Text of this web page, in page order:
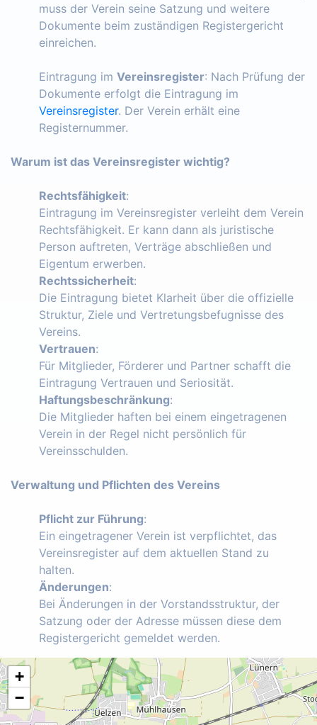
muss der Verein seine Satzung und weitere
Dokumente beim zuständigen Registergericht
einreichen.
Eintragung im Vereinsregister: Nach Prüfung der
Dokumente erfolgt die Eintragung im
Vereinsregister. Der Verein erhält eine
Registernummer.
Warum ist das Vereinsregister wichtig?
Rechtsfähigkeit:
Eintragung im Vereinsregister verleiht dem Verein
Rechtsfähigkeit. Er kann dann als juristische
Person auftreten, Verträge abschließen und
Eigentum erwerben.
Rechtssicherheit:
Die Eintragung bietet Klarheit über die offizielle
Struktur, Ziele und Vertretungsbefugnisse des
Vereins.
Vertrauen:
Für Mitglieder, Förderer und Partner schafft die
Eintragung Vertrauen und Seriosität.
Haftungsbeschränkung:
Die Mitglieder haften bei einem eingetragenen
Verein in der Regel nicht persönlich für
Vereinsschulden.
Verwaltung und Pflichten des Vereins
Pflicht zur Führung:
Ein eingetragener Verein ist verpflichtet, das
Vereinsregister auf dem aktuellen Stand zu
halten.
Änderungen:
Bei Änderungen in der Vorstandsstruktur, der
Satzung oder der Adresse müssen diese dem
Registergericht gemeldet werden.
+
−